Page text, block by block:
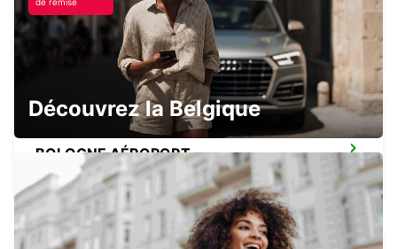
BRESCIA
BRESCIA - ITALY
BOLOGNE AÉROPORT
BOLOGNA - ITALY
Découvrez la Belgique